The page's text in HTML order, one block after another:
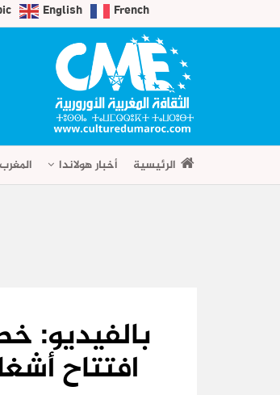
English French
الرئيسية أخبار هولاندا
بالفيديو:
افتتاح